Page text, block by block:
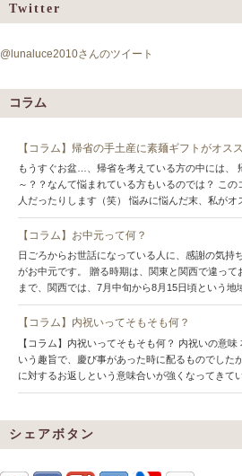
Twitter
@lunaluce2010さんのツイート
コラム
【コラム】帰省の手土産に素麺ギフトがオス
もうすぐお盆…、帰省を考えている方の中には、
～？？なんて悩まれている方もいるのでは？ こ
人だったりします（笑） 悩みに悩んだ末、私が
【コラム】お中元って何？
日ごろからお世話になっている人に、感謝の気
がお中元です。 贈る時期は、関東と関西で違っ
まで、関西では、7月中旬から8月15日頃という
【コラム】内祝いってそもそも何？
【コラム】内祝いってそもそも何？ 内祝いの意
いう趣旨で、慶び事があった時に配るものでした
に対するお返しという意味合いが強くなってき
シェアボタン